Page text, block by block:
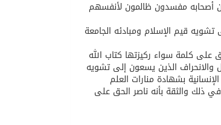
أصحابه مفسدون ظالمون لأنفسهم
تشويه قيم الإسلام ومبادئه الجامعة
على كلمة سواء ركيزتها كتاب الله
والانحراف الذين يسعون إلى تشويه
بشهادة منارات العلم
ذلك والثقة بأنه ناصر الحق على